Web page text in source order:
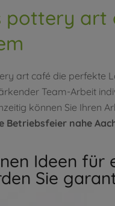
pottery art
art café die perfekte
Team-Arbeit
können Sie Ihren
Betriebsfeier nahe
Ideen für
Sie